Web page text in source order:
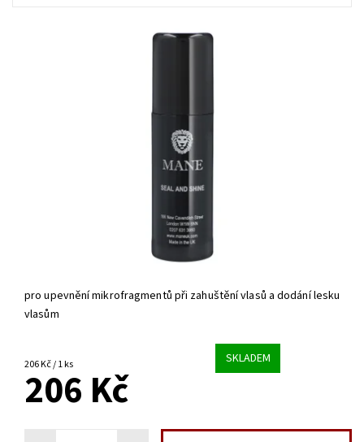
pro upevnění mikrofragmentů při zahuštění vlasů a dodání lesku
vlasům
206 Kč / 1 ks SKLADEM
206 Kč